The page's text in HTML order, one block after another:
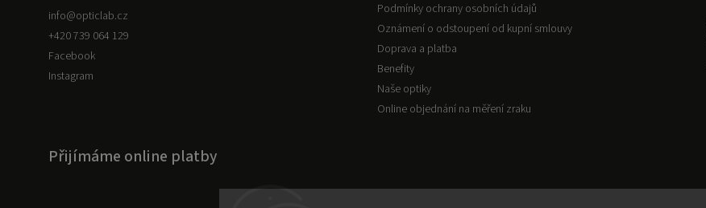
info@opticlab.cz
+420 739 064 129
Facebook
Instagram
Podmínky ochrany osobních údajů
Oznámení o odstoupení od kupní smlouvy
Doprava a platba
Benefity
Naše optiky
Online objednání na měření zraku
Přijímáme online platby